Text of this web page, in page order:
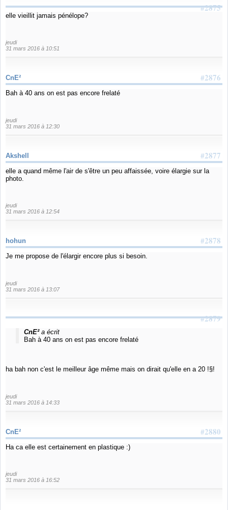
#2875
elle vieillit jamais pénélope?
jeudi
31 mars 2016 à 10:51
#2876
CnE²
Bah à 40 ans on est pas encore frelaté
jeudi
31 mars 2016 à 12:30
#2877
Akshell
elle a quand même l'air de s'être un peu affaissée, voire élargie sur la
photo.
jeudi
31 mars 2016 à 12:54
#2878
hohun
Je me propose de l'élargir encore plus si besoin.
jeudi
31 mars 2016 à 13:07
#2879
CnE²a écrit
Bah à 40 ans on est pas encore frelaté
ha bah non c'est le meilleur âge même mais on dirait qu'elle en a 20 !§!
jeudi
31 mars 2016 à 14:33
#2880
CnE²
Ha ca elle est certainement en plastique :)
jeudi
31 mars 2016 à 16:52